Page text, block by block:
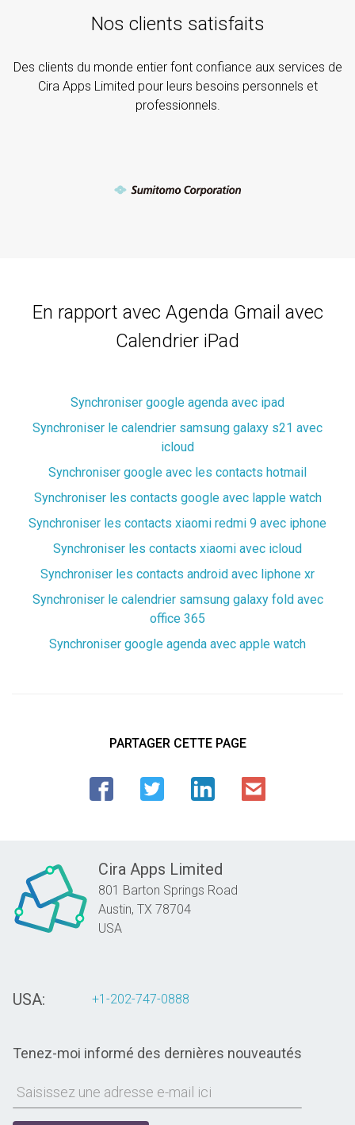
Nos clients satisfaits
Des clients du monde entier font confiance aux services de
Cira Apps Limited pour leurs besoins personnels et
professionnels.
En rapport avec Agenda Gmail avec
Calendrier iPad
Synchroniser google agenda avec ipad
Synchroniser le calendrier samsung galaxy s21 avec
icloud
Synchroniser google avec les contacts hotmail
Synchroniser les contacts google avec lapple watch
Synchroniser les contacts xiaomi redmi 9 avec iphone
Synchroniser les contacts xiaomi avec icloud
Synchroniser les contacts android avec liphone xr
Synchroniser le calendrier samsung galaxy fold avec
office 365
Synchroniser google agenda avec apple watch
PARTAGER CETTE PAGE
Cira Apps Limited
801 Barton Springs Road
Austin, TX 78704
USA
USA: +1-202-747-0888
Tenez-moi informé des dernières nouveautés